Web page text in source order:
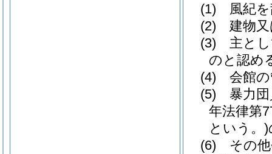
(1)
風紀
(2)
建物
(3)
主と
のと認め
(4)
会館
(5)
暴力
年法律第
という。)
(6)
その